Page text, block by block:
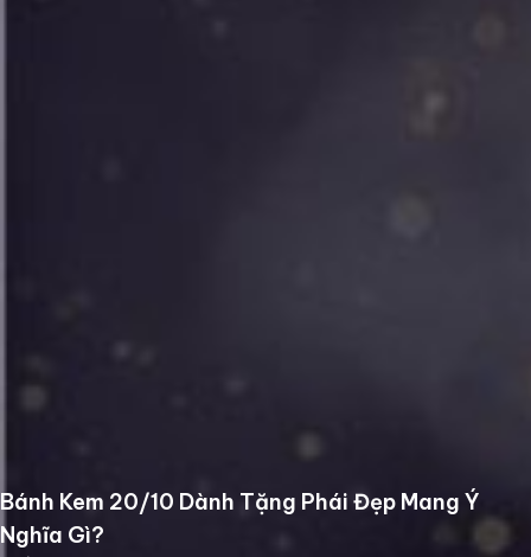
Bánh Kem 20/10 Dành Tặng Phái Đẹp Mang Ý
Nghĩa Gì?